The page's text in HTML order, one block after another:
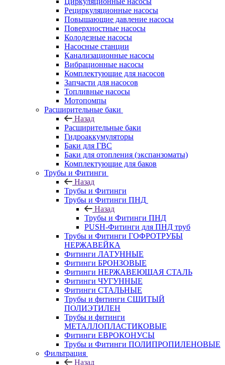
Рециркуляционные насосы
Повышающие давление насосы
Поверхностные насосы
Колодезные насосы
Насосные станции
Канализационные насосы
Вибрационные насосы
Комплектующие для насосов
Запчасти для насосов
Топливные насосы
Мотопомпы
Расширительные баки
Назад
Расширительные баки
Гидроаккумуляторы
Баки для ГВС
Баки для отопления (экспанзоматы)
Комплектующие для баков
Трубы и Фитинги
Назад
Трубы и Фитинги
Трубы и Фитинги ПНД
Назад
Трубы и Фитинги ПНД
PUSH-Фитинги для ПНД труб
Трубы и Фитинги ГОФРОТРУБЫ
НЕРЖАВЕЙКА
Фитинги ЛАТУННЫЕ
Фитинги БРОНЗОВЫЕ
Фитинги НЕРЖАВЕЮЩАЯ СТАЛЬ
Фитинги ЧУГУННЫЕ
Фитинги СТАЛЬНЫЕ
Трубы и фитинги СШИТЫЙ
ПОЛИЭТИЛЕН
Трубы и фитинги
МЕТАЛЛОПЛАСТИКОВЫЕ
Фитинги ЕВРОКОНУСЫ
Трубы и Фитинги ПОЛИПРОПИЛЕНОВЫЕ
Фильтрация
Назад